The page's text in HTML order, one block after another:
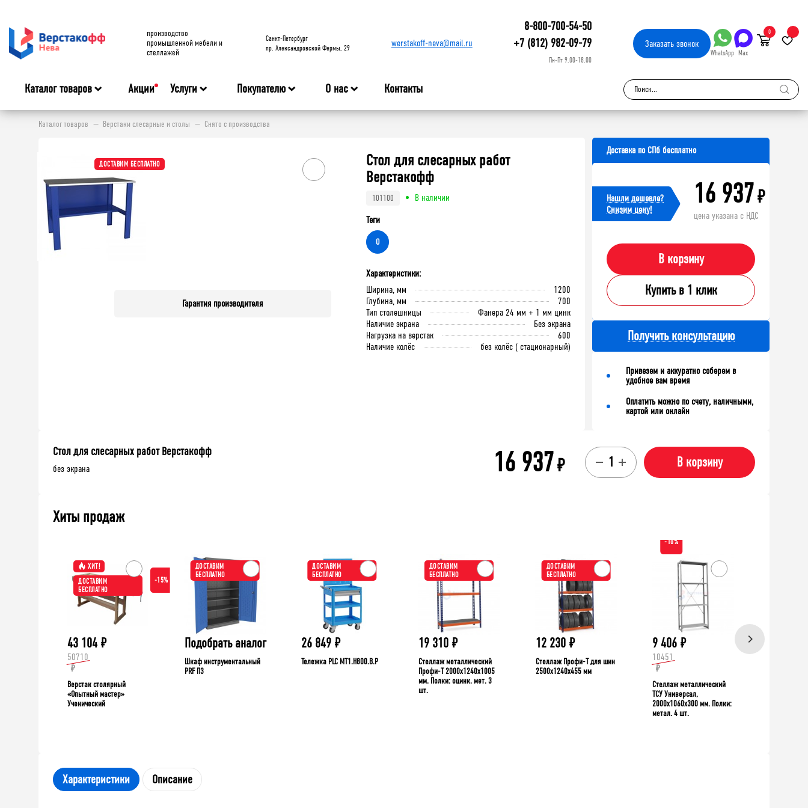
производство
промышленной мебели и
стеллажей
Cанкт-Петербург
пр. Александровской Фермы, 29
werstakoff-neva@mail.ru
8-800-700-54-50
+7 (812) 982-09-79
Пн-Пт 9.00-18.00
Заказатьзвонок
WhatsApp Max
0
Каталог товаров Акции Услуги Покупателю О нас Контакты
Каталог товаров Верстаки слесарные и столы Снято с производства
ДОСТАВИМ БЕСПЛАТНО
Гарантия производителя
Стол для слесарных работ
Верстакофф
101100
В наличии
Теги
O
Характеристики:
Ширина, мм
1200
Глубина, мм
700
Тип столешницы
Фанера 24 мм + 1 мм цинк
Наличие экрана
Без экрана
Нагрузка на верстак
600
Наличие колёс
без колёс ( стационарный)
Доставка по СПб бесплатно
Нашли дешевле?
Cнизим цену!
16 937₽
цена указана с НДС
В корзину
Купить в 1 клик
Получить консультацию
Привезем и аккуратно соберем в
удобное вам время
Оплатить можно по счету, наличными,
картой или онлайн
Стол для слесарных работ Верстакофф
без экрана 16 937₽ В корзину
Хиты продаж
ХИТ!
ДОСТАВИМ
БЕСПЛАТНО
-15%
43 104 ₽
50710
₽
Верстак столярный
«Опытный мастер»
Ученический
ДОСТАВИМ
БЕСПЛАТНО
Подобрать аналог
Шкаф инструментальный
PRF П3
ДОСТАВИМ
БЕСПЛАТНО
26 849 ₽
Тележка PLC МT1.H800.В.Р
ДОСТАВИМ
БЕСПЛАТНО
19 310 ₽
Стеллаж металлический
Профи-Т 2000x1240x1005
мм. Полки: оцинк. мет. 3
шт.
ДОСТАВИМ
БЕСПЛАТНО
12 230 ₽
Стеллаж Профи-Т для шин
2500x1240x455 мм
-10%
9 406 ₽
10451
₽
Стеллаж металлический
ТСУ Универсал,
2000x1060x300 мм. Полки:
метал. 4 шт.
Характеристики Описание